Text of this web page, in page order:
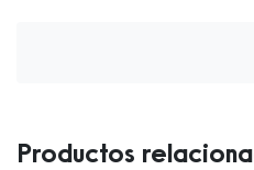
Productos